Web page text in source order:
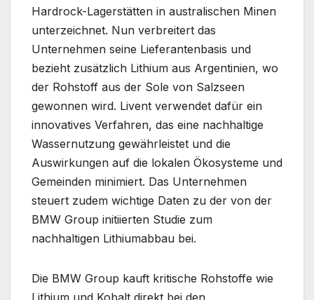
Hardrock-Lagerstätten in australischen Minen
unterzeichnet. Nun verbreitert das
Unternehmen seine Lieferantenbasis und
bezieht zusätzlich Lithium aus Argentinien, wo
der Rohstoff aus der Sole von Salzseen
gewonnen wird. Livent verwendet dafür ein
innovatives Verfahren, das eine nachhaltige
Wassernutzung gewährleistet und die
Auswirkungen auf die lokalen Ökosysteme und
Gemeinden minimiert. Das Unternehmen
steuert zudem wichtige Daten zu der von der
BMW Group initiierten Studie zum
nachhaltigen Lithiumabbau bei.
Die BMW Group kauft kritische Rohstoffe wie
Lithium und Kobalt direkt bei den